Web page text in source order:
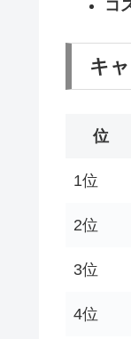
コ
キ
位
1位
2位
3位
4位